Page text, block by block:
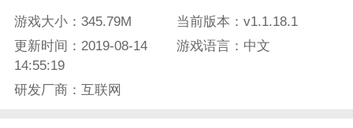
游戏评测
游戏在电影经典剧情之上，首创明暗双结局玩法，命运
抉择、随机任务、触发剧情等等新颖游戏模式。创新了
游戏大小：345.79M
当前版本：v1.1.18.1
更新时间：2019-08-14
14:55:19
游戏语言：中文
研发厂商：互联网